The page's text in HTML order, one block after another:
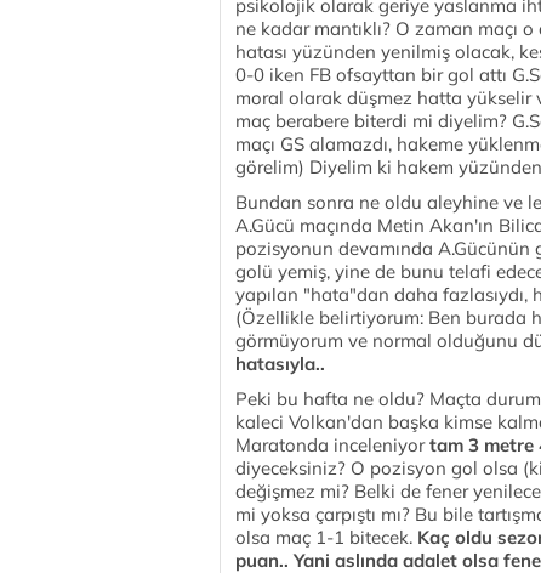
psikolojik olarak geriye yaslanma
ne kadar mantıklı? O zaman maçı
hatası yüzünden yenilmiş olacak,
0-0 iken FB ofsayttan bir gol attı
moral olarak düşmez hatta yükselir
maç berabere biterdi mi diyelim?
maçı GS alamazdı, hakeme
görelim) Diyelim ki hakem
Bundan sonra ne oldu aleyhine ve
A.Gücü maçında Metin Akan'ın
pozisyonun devamında A.Gücünün
golü yemiş, yine de bunu telafi
yapılan "hata"dan daha
(Özellikle belirtiyorum: Ben burada
görmüyorum ve normal olduğunu
hatasıyla..
Peki bu hafta ne oldu? Maçta
kaleci Volkan'dan başka kimse
Maratonda inceleniyortam 3 metre
diyeceksiniz? O pozisyon gol olsa
değişmez mi? Belki de fener
mi yoksa çarpıştı mı? Bu bile
olsa maç 1-1 bitecek. Kaç oldu
puan.. Yani aslında adalet olsa